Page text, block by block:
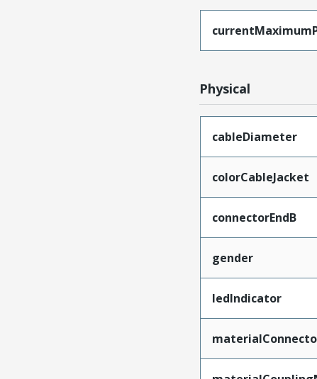
Physical
cableDiameter
colorCableJacket
connectorEndB
gender
ledIndicator